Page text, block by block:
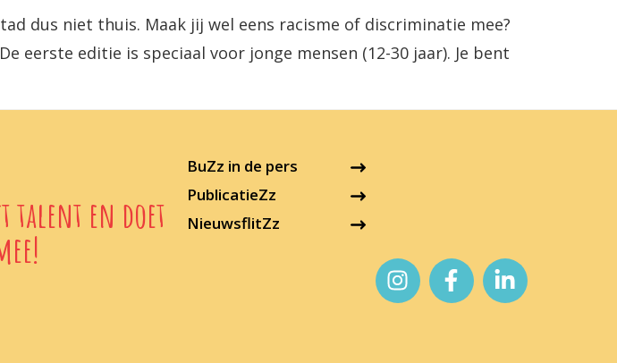
dus niet thuis. Maak jij wel eens racisme of discriminatie mee?
eerste editie is speciaal voor jonge mensen (12-30 jaar). Je bent
talent en doet
BuZz in de pers
PublicatieZz
NieuwsflitZz